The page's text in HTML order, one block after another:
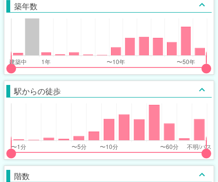
築年数
駅からの徒歩
階数